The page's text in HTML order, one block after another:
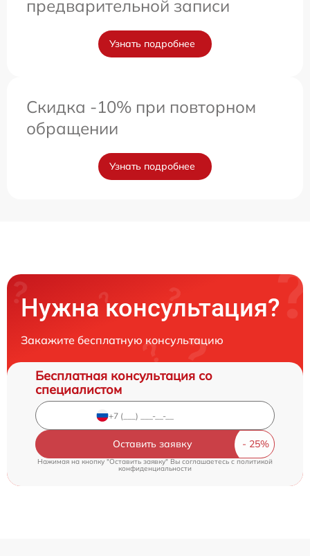
предварительной записи
Узнать подробнее
Скидка -10% при повторном
обращении
Узнать подробнее
Нужна консультация?
Закажите бесплатную консультацию
Бесплатная консультация со
специалистом
Оставить заявку
Нажимая на кнопку "Оставить заявку" Вы соглашаетесь c политикой
конфиденциальности